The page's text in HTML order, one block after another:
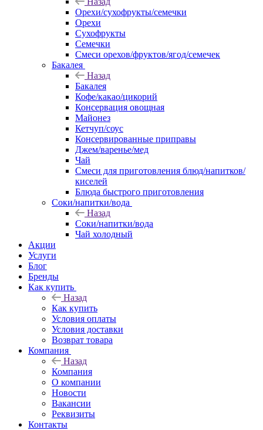
Орехи/сухофрукты/семечки
Орехи
Сухофрукты
Семечки
Смеси орехов/фруктов/ягод/семечек
Бакалея
Назад
Бакалея
Кофе/какао/цикорий
Консервация овощная
Майонез
Кетчуп/соус
Консервированные приправы
Джем/варенье/мед
Чай
Смеси для приготовления блюд/напитков/
киселей
Блюда быстрого приготовления
Соки/напитки/вода
Назад
Соки/напитки/вода
Чай холодный
Акции
Услуги
Блог
Бренды
Как купить
Назад
Как купить
Условия оплаты
Условия доставки
Возврат товара
Компания
Назад
Компания
О компании
Новости
Вакансии
Реквизиты
Контакты